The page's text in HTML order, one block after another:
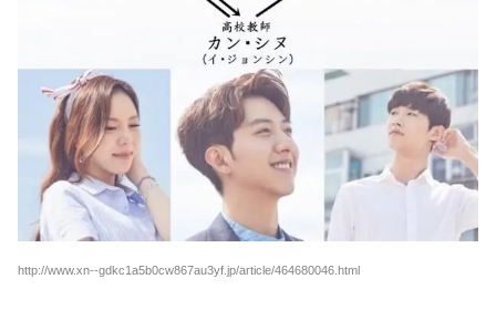
http://www.xn--gdkc1a5b0cw867au3yf.jp/article/464680046.html